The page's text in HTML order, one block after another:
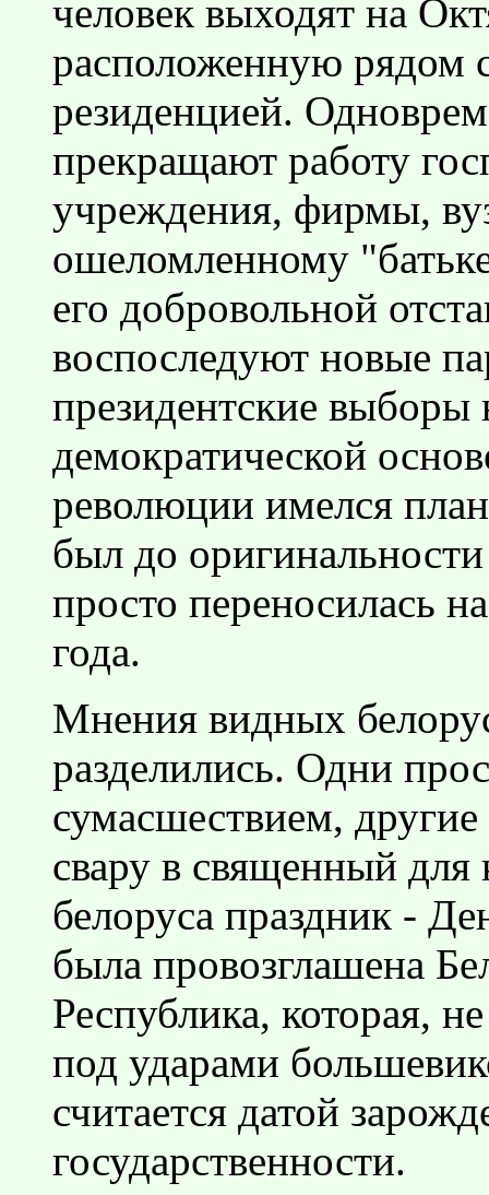
человек выходят на
расположенную рядом
резиденцией.
прекращают работу
учреждения, фирмы,
ошеломленному
его добровольной
воспоследуют новые
президентские выборы
демократической
революции имелся
был до
просто переносилась
года.
Мнения видных
разделились. Одни
сумасшествием, другие
свару в священный для
белоруса праздник -
была провозглашена
Республика, которая,
под ударами
считается датой
государственности.